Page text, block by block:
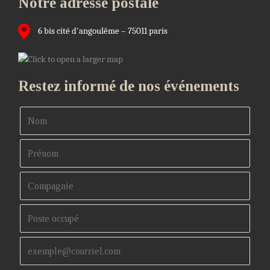
6 bis cité d'angoulême – 75011 paris
Restez informé de nos événements